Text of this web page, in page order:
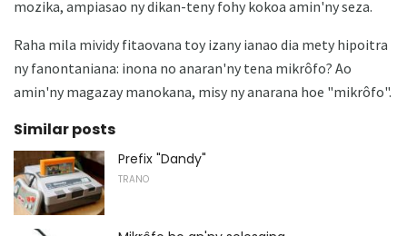
mozika, ampiasao ny dikan-teny fohy kokoa amin'ny seza.
Raha mila mividy fitaovana toy izany ianao dia mety hipoitra
ny fanontaniana: inona no anaran'ny tena mikrôfo? Ao
amin'ny magazay manokana, misy ny anarana hoe "mikrôfo".
Similar posts
Prefix "Dandy"
TRANO